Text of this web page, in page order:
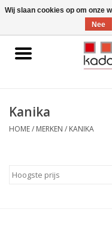
Home
Gadgets
Kanika
HOME/ MERKEN / KANIKA
Wij slaan cookies op om onze
Nee